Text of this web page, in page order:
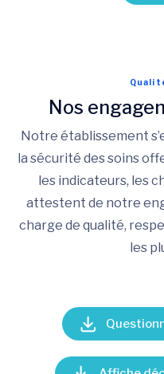
Nos
Notre établissement
la sécurité des soins
les indicateurs, les
attestent de notre
charge de qualité,
les